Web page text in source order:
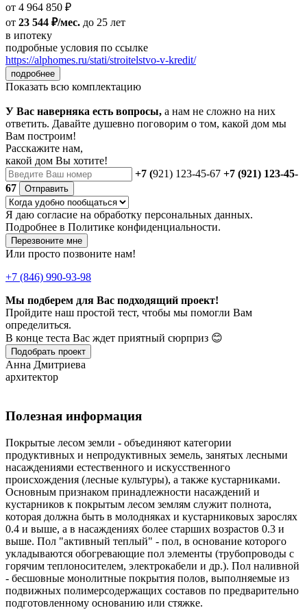
от 4 964 850 ₽
от 23 544 ₽/мес. до 25 лет
в ипотеку
подробные условия по ссылке
https://alphomes.ru/stati/stroitelstvo-v-kredit/
подробнее
Показать всю комплектацию
У Вас наверняка есть вопросы, а нам не сложно на них
ответить. Давайте душевно поговорим о том, какой дом мы
Вам построим!
Расскажите нам,
какой дом Вы хотите!
+7 (921) 123-45-67 +7 (921) 123-45-
67
Отправить
Я даю согласие на обработку персональных данных.
Подробнее в Политике конфиденциальности.
Перезвоните мне
Или просто позвоните нам!
+7 (846) 990-93-98
Мы подберем для Вас подходящий проект!
Пройдите наш простой тест, чтобы мы помогли Вам
определиться.
В конце теста Вас ждет приятный сюрприз 😊
Подобрать проект
Анна Дмитриева
архитектор
Полезная информация
Покрытые лесом земли - объединяют категории
продуктивных и непродуктивных земель, занятых лесными
насаждениями естественного и искусственного
происхождения (лесные культуры), а также кустарниками.
Основным признаком принадлежности насаждений и
кустарников к покрытым лесом землям служит полнота,
которая должна быть в молодняках и кустарниковых зарослях
0.4 и выше, а в насаждениях более старших возрастов 0.3 и
выше. Пол "активный теплый" - пол, в основание которого
укладываются обогревающие пол элементы (трубопроводы с
горячим теплоносителем, электрокабели и др.). Пол наливной
- бесшовные монолитные покрытия полов, выполняемые из
подвижных полимерсодержащих составов по предварительно
подготовленному основанию или стяжке.